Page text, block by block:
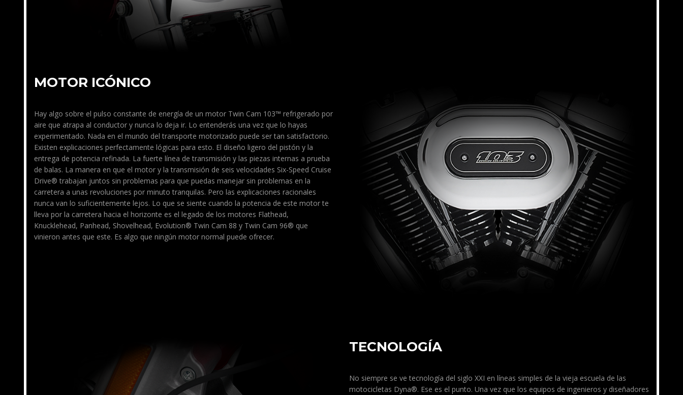
MOTOR ICÓNICO
Hay algo sobre el pulso constante de energía de un motor Twin Cam 103™ refrigerado por
aire que atrapa al conductor y nunca lo deja ir. Lo entenderás una vez que lo hayas
experimentado. Nada en el mundo del transporte motorizado puede ser tan satisfactorio.
Existen explicaciones perfectamente lógicas para esto. El diseño ligero del pistón y la
entrega de potencia refinada. La fuerte línea de transmisión y las piezas internas a prueba
de balas. La manera en que el motor y la transmisión de seis velocidades Six-Speed Cruise
Drive® trabajan juntos sin problemas para que puedas manejar sin problemas en la
carretera a unas revoluciones por minuto tranquilas. Pero las explicaciones racionales
nunca van lo suficientemente lejos. Lo que se siente cuando la potencia de este motor te
lleva por la carretera hacia el horizonte es el legado de los motores Flathead,
Knucklehead, Panhead, Shovelhead, Evolution® Twin Cam 88 y Twin Cam 96® que
vinieron antes que este. Es algo que ningún motor normal puede ofrecer.
TECNOLOGÍA
No siempre se ve tecnología del siglo XXI en líneas simples de la vieja escuela de las
motocicletas Dyna®. Ese es el punto. Una vez que los equipos de ingenieros y diseñadores